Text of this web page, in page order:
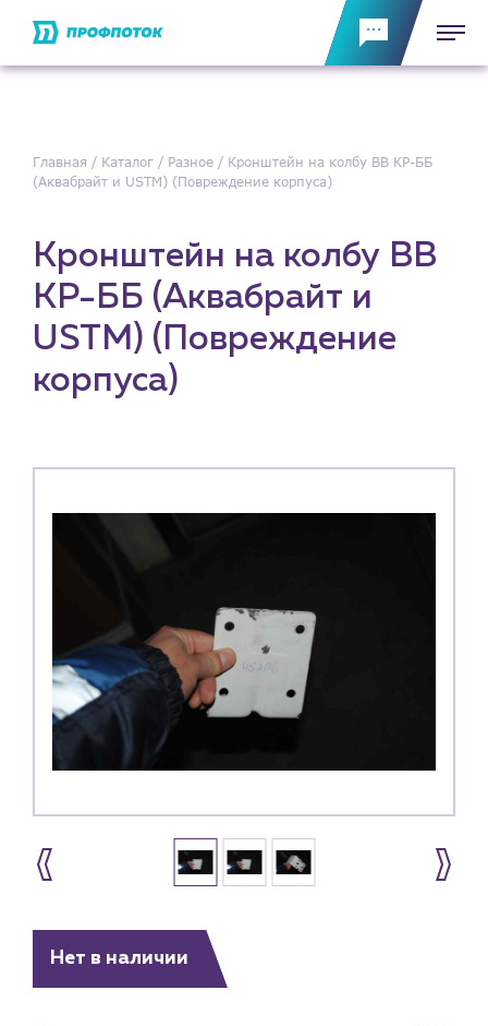
Главная Каталог Разное
Кронштейн на колбу BB КР-ББ
(Аквабрайт и USTM) (Повреждение корпуса)
Кронштейн на колбу BB
КР-ББ (Аквабрайт и
USTM) (Повреждение
корпуса)
Нет в наличии